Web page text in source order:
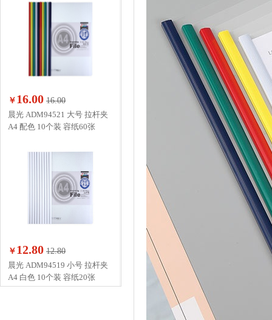
￥ 16.00 16.00
晨光 ADM94521 大号 拉杆夹
A4 配色 10个装 容纸60张
￥ 12.80 12.80
晨光 ADM94519 小号 拉杆夹
A4 白色 10个装 容纸20张